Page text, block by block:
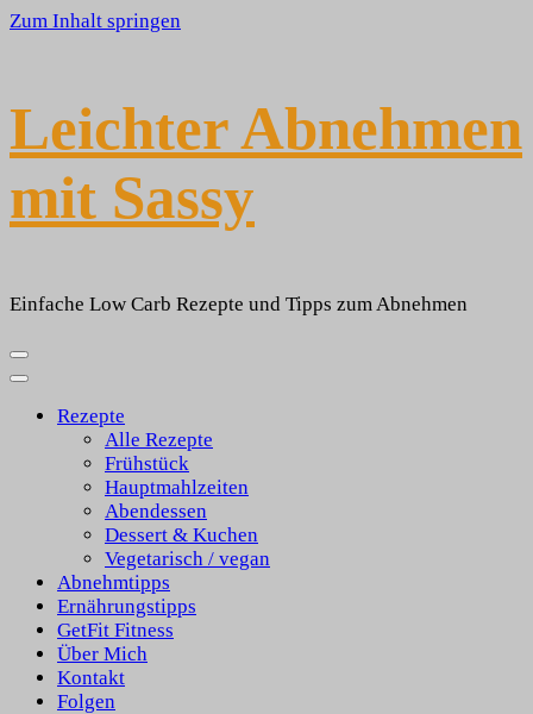
Zum Inhalt springen
Leichter Abnehmen
mit Sassy
Einfache Low Carb Rezepte und Tipps zum Abnehmen
Rezepte
Alle Rezepte
Frühstück
Hauptmahlzeiten
Abendessen
Dessert & Kuchen
Vegetarisch / vegan
Abnehmtipps
Ernährungstipps
GetFit Fitness
Über Mich
Kontakt
Folgen